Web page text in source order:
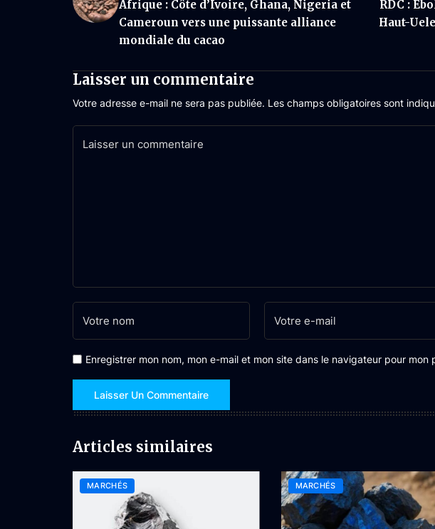
Afrique : Côte d’Ivoire, Ghana, Nigeria et
Cameroun vers une puissante alliance
mondiale du cacao
RDC :
Haut-
Laisser un commentaire
Votre adresse e-mail ne sera pas publiée. Les champs obligatoires sont
Enregistrer mon nom, mon e-mail et mon site dans le navigateur pour mon
Articles similaires
MARCHÉS MARCHÉS